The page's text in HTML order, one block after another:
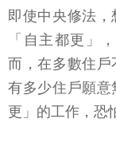
即使中央修法
「自主都更」
而，在多數住戶
有多少住戶願
更」的工作，恐